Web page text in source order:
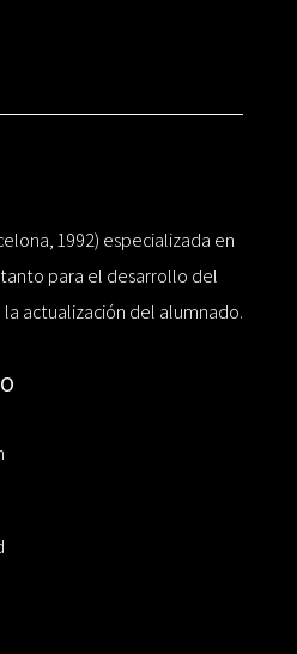
1992) especializada en
para el desarrollo del
actualización del alumnado.